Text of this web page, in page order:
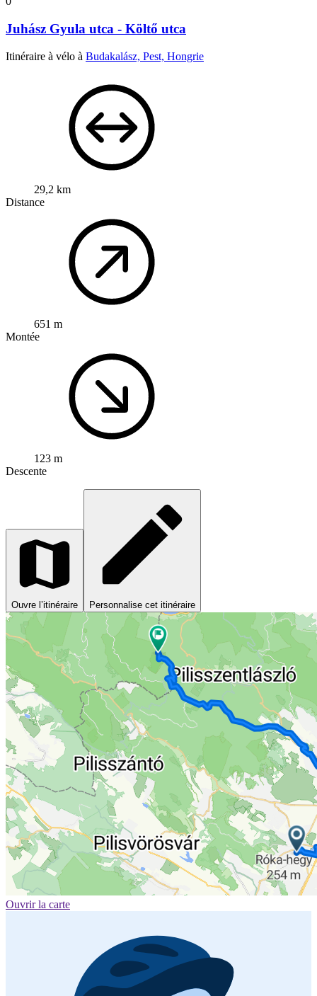
Juhász Gyula utca - Költő utca
Itinéraire à vélo à Budakalász, Pest, Hongrie
29,2 km
Distance
651 m
Montée
123 m
Descente
Ouvre l’itinéraire Personnalise cet itinéraire
Ouvrir la carte